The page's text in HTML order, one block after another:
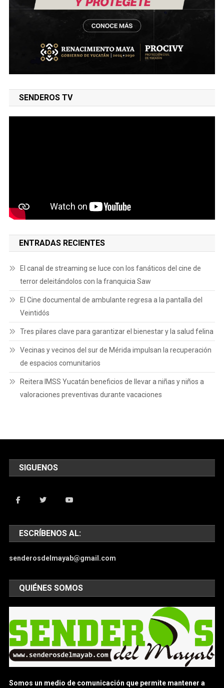
SENDEROS TV
ENTRADAS RECIENTES
El canal de streaming se luce con los fanáticos del cine de
terror deleitándolos con la franquicia Saw
El Cine documental de ambulante regresa a la pantalla del
Veintidós
Tres pilares clave para garantizar el bienestar y la salud felina
Vecinas y vecinos del sur de Mérida impulsan la recuperación
de espacios comunitarios
Reitera IMSS Yucatán beneficios de llevar a niñas y niños a
valoraciones preventivas durante vacaciones
SIGUENOS
ESCRÍBENOS AL:
senderosdelmayab@gmail.com
QUIÉNES SOMOS
Somos un medio de comunicación que permite mantener a